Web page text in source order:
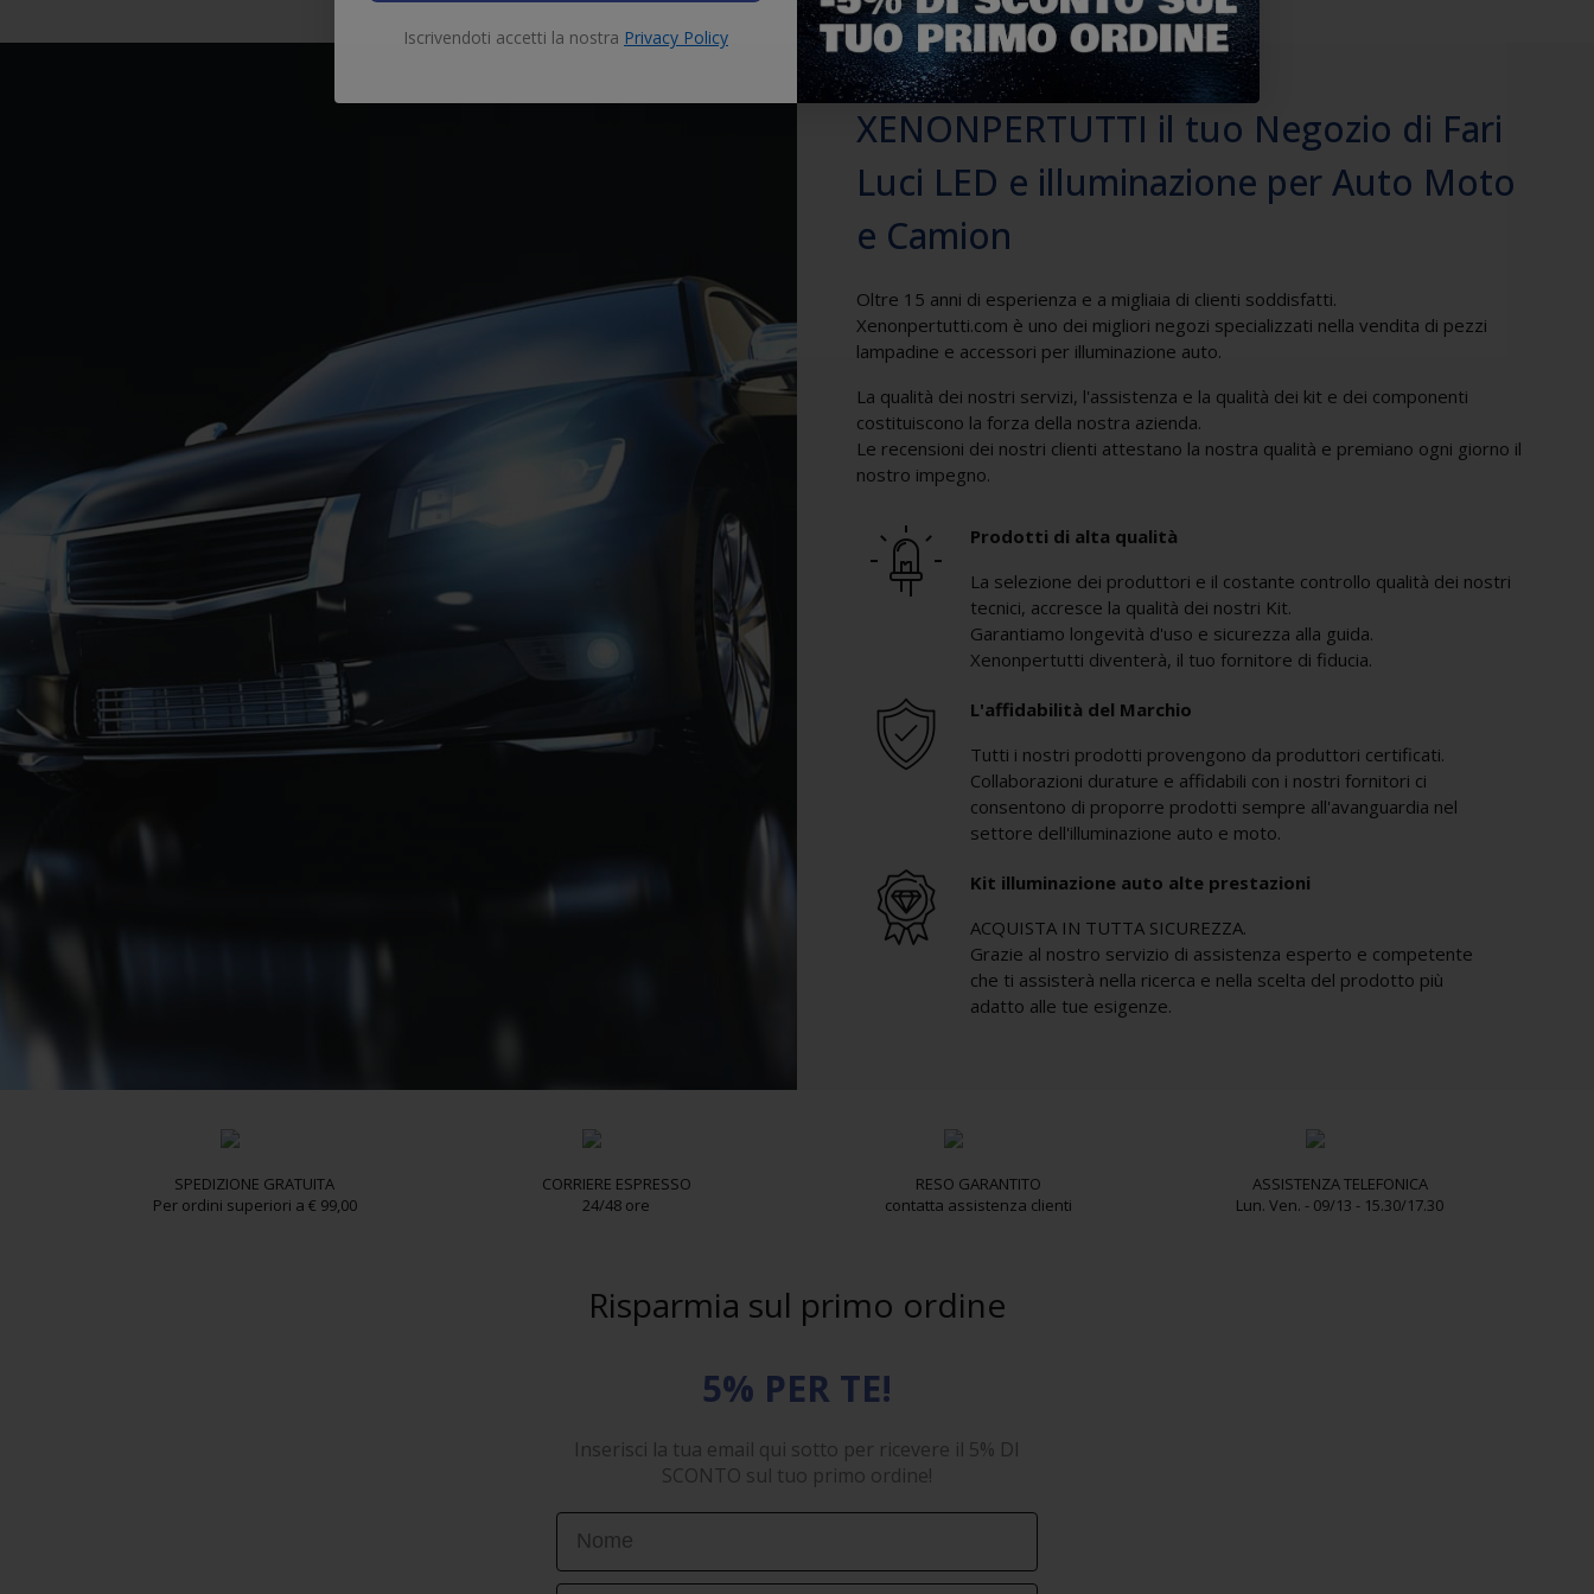
XENONPERTUTTI il tuo Negozio di Fari
Luci LED e illuminazione per Auto Moto
e Camion
Oltre 15 anni di esperienza e a migliaia di clienti soddisfatti.
Xenonpertutti.com è uno dei migliori negozi specializzati nella vendita di pezzi
lampadine e accessori per illuminazione auto.
La qualità dei nostri servizi, l'assistenza e la qualità dei kit e dei componenti
costituiscono la forza della nostra azienda.
Le recensioni dei nostri clienti attestano la nostra qualità e premiano ogni giorno il
nostro impegno.
Prodotti di alta qualità
La selezione dei produttori e il costante controllo qualità dei nostri
tecnici, accresce la qualità dei nostri Kit.
Garantiamo longevità d'uso e sicurezza alla guida.
Xenonpertutti diventerà, il tuo fornitore di fiducia.
L'affidabilità del Marchio
Tutti i nostri prodotti provengono da produttori certificati.
Collaborazioni durature e affidabili con i nostri fornitori ci
consentono di proporre prodotti sempre all'avanguardia nel
settore dell'illuminazione auto e moto.
Kit illuminazione auto alte prestazioni
ACQUISTA IN TUTTA SICUREZZA.
Grazie al nostro servizio di assistenza esperto e competente
che ti assisterà nella ricerca e nella scelta del prodotto più
adatto alle tue esigenze.
SPEDIZIONE GRATUITA
Per ordini superiori a € 99,00
CORRIERE ESPRESSO
24/48 ore
RESO GARANTITO
contatta assistenza clienti
ASSISTENZA TELEFONICA
Lun. Ven. - 09/13 - 15.30/17.30
Risparmia sul primo ordine
5% PER TE!
Inserisci la tua email qui sotto per ricevere il 5% DI
SCONTO sul tuo primo ordine!
First Name
Iscrivendoti accetti la nostra Privacy Policy